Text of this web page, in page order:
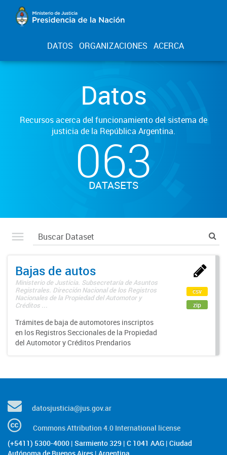
DATOS ORGANIZACIONES ACERCA
Datos
Recursos acerca del funcionamiento del sistema de
justicia de la República Argentina.
063
DATASETS
Bajas de autos
Ministerio de Justicia. Subsecretaría de Asuntos
Registrales. Dirección Nacional de los Registros
Nacionales de la Propiedad del Automotor y
Créditos ...
Trámites de baja de automotores inscriptos
en los Registros Seccionales de la Propiedad
del Automotor y Créditos Prendarios
csv
zip
datosjusticia@jus.gov.ar
Commons Attribution 4.0 International license
(+5411) 5300-4000 | Sarmiento 329 | C 1041 AAG | Ciudad